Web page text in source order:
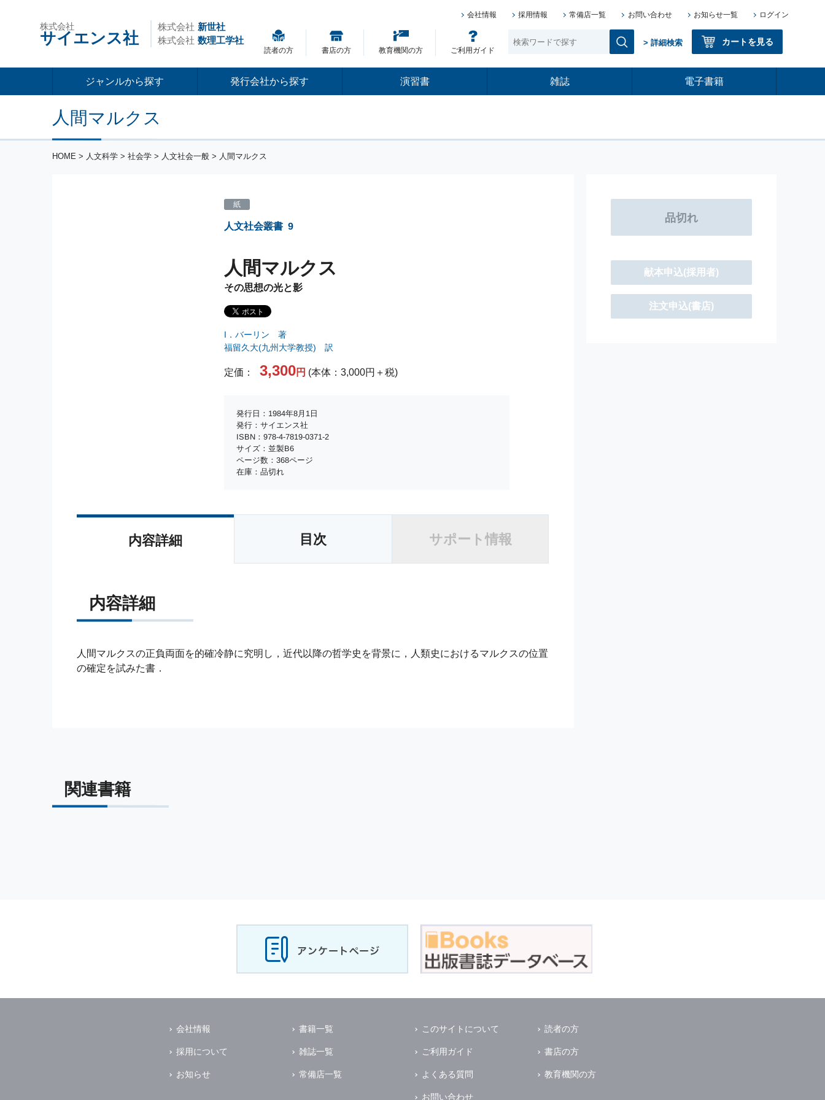
株式会社
サイエンス社
株式会社 新世社
株式会社 数理工学社
会社情報 採用情報 常備店一覧 お問い合わせ お知らせ一覧 ログイン
読者の方 書店の方 教育機関の方 ご利用ガイド
> 詳細検索 カートを見る
ジャンルから探す 発行会社から探す 演習書 雑誌 電子書籍
人間マルクス
HOME > 人文科学 > 社会学 > 人文社会一般 > 人間マルクス
紙
人文社会叢書 9
人間マルクス
その思想の光と影
I．バーリン 著
福留久大(九州大学教授) 訳
定価： 3,300円 (本体：3,000円＋税)
発行日：1984年8月1日
発行：サイエンス社
ISBN：978-4-7819-0371-2
サイズ：並製B6
ページ数：368ページ
在庫：品切れ
献本申込(採用者)
注文申込(書店)
内容詳細 目次 サポート情報
内容詳細
人間マルクスの正負両面を的確冷静に究明し，近代以降の哲学史を背景に，人類史におけるマルクスの位置
の確定を試みた書．
関連書籍
会社情報
採用について
お知らせ
書籍一覧
雑誌一覧
常備店一覧
このサイトについて
ご利用ガイド
よくある質問
お問い合わせ
読者の方
書店の方
教育機関の方